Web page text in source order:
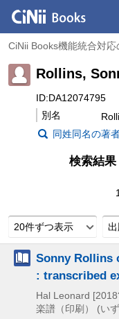
CiNii Books機能統合対
Rollins,
ID:DA12074795
別名
同姓同名の著
検索結果
20件ずつ表示
Sonny
: transcribed
Hal Leonard
楽譜（印刷） (い